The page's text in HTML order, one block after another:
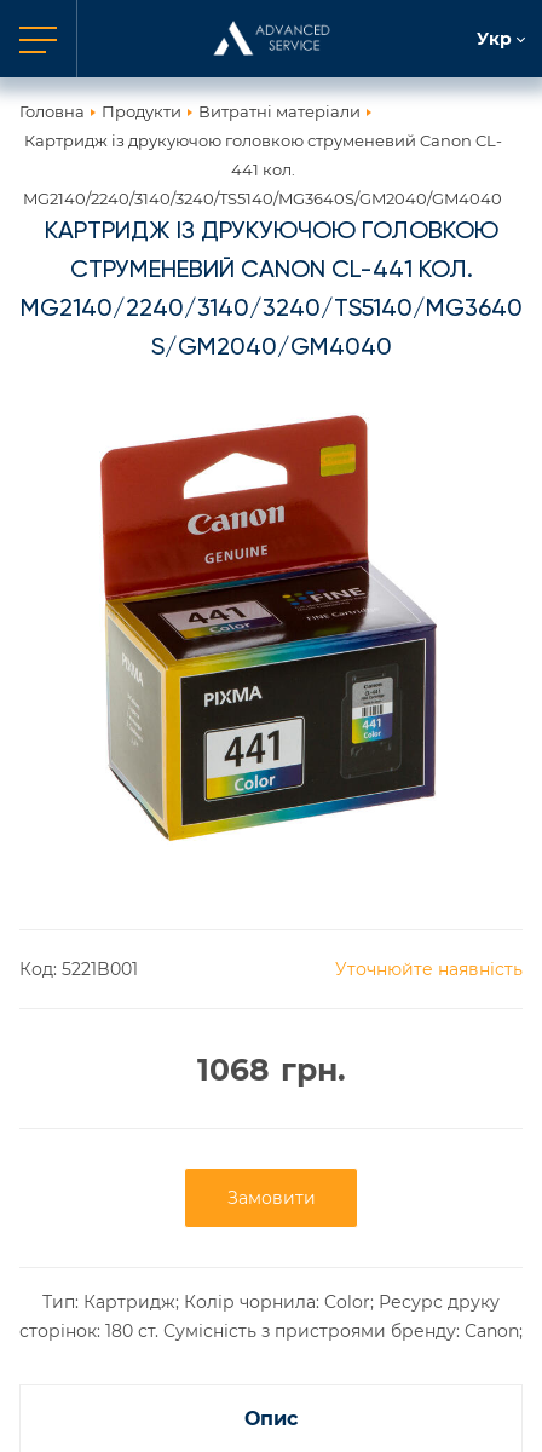
Укр
Головна Продукти
Витратні матеріали
Картридж із друкуючою головкою струменевий Canon CL-
441 кол.
MG2140/2240/3140/3240/TS5140/MG3640S/GM2040/GM4040
КАРТРИДЖ ІЗ ДРУКУЮЧОЮ ГОЛОВКОЮ
СТРУМЕНЕВИЙ CANON CL-441 КОЛ.
MG2140/2240/3140/3240/TS5140/MG3640
S/GM2040/GM4040
Код: 5221B001 Уточнюйте наявність
1068 грн.
Замовити
Тип: Картридж; Колір чорнила: Color; Ресурс друку
сторінок: 180 ст. Сумісність з пристроями бренду: Canon;
Опис